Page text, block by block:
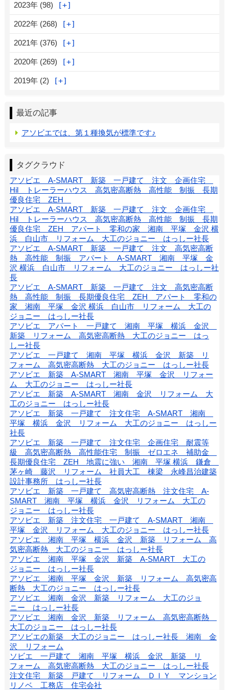
2023年 (98)
2022年 (268)
2021年 (376)
2020年 (269)
2019年 (2)
最近の記事
アソビエでは、第１種換気が標準です♪
タグクラウド
アソビエ A-SMART 新築 一戸建て 注文 企画住宅
Hil トレーラーハウス 高気密高断熱 高性能 制振 長期
優良住宅 ZEH
アソビエ A-SMART 新築 一戸建て 注文 企画住宅
Hil トレーラーハウス 高気密高断熱 高性能 制振 長期
優良住宅 ZEH アパート 零和の家 湘南 平塚 金沢 横
浜 白山市 リフォーム 大工のジョニー はっしー社長
アソビエ A-SMART 新築 一戸建て 注文 高気密高断
熱 高性能 制振 アパート A-SMART 湘南 平塚 金
沢 横浜 白山市 リフォーム 大工のジョニー はっしー社
長
アソビエ A-SMART 新築 一戸建て 注文 高気密高断
熱 高性能 制振 長期優良住宅 ZEH アパート 零和の
家 湘南 平塚 金沢 横浜 白山市 リフォーム 大工の
ジョニー はっしー社長
アソビエ アパート 一戸建て 湘南 平塚 横浜 金沢
新築 リフォーム 高気密高断熱 大工のジョニー はっ
しー社長
アソビエ 一戸建て 湘南 平塚 横浜 金沢 新築 リ
フォーム 高気密高断熱 大工のジョニー はっしー社長
アソビエ 新築 A-SMART 湘南 平塚 金沢 リフォー
ム 大工のジョニー はっしー社長
アソビエ 新築 A-SMART 湘南 金沢 リフォーム 大
工のジョニー はっしー社長
アソビエ 新築 一戸建て 注文住宅 A-SMART 湘南
平塚 横浜 金沢 リフォーム 大工のジョニー はっしー
社長
アソビエ 新築 一戸建て 注文住宅 企画住宅 耐震等
級 高気密高断熱 高性能住宅 制振 ゼロエネ 補助金
長期優良住宅 ZEH 地震に強い 湘南 平塚 横浜 鎌倉
茅ヶ崎 藤沢 リフォーム 社員大工 棟梁 永峰昌治建築
設計事務所 はっしー社長
アソビエ 新築 一戸建て 高気密高断熱 注文住宅 A-
SMART 湘南 平塚 横浜 金沢 リフォーム 大工の
ジョニー はっしー社長
アソビエ 新築 注文住宅 一戸建て A-SMART 湘南
平塚 金沢 リフォーム 大工のジョニー はっしー社長
アソビエ 湘南 平塚 横浜 金沢 新築 リフォーム 高
気密高断熱 大工のジョニー はっしー社長
アソビエ 湘南 平塚 金沢 新築 A-SMART 大工の
ジョニー はっしー社長
アソビエ 湘南 平塚 金沢 新築 リフォーム 高気密高
断熱 大工のジョニー はっしー社長
アソビエ 湘南 金沢 新築 リフォーム 大工のジョ
ニー はっしー社長
アソビエ 湘南 金沢 新築 リフォーム 高気密高断熱
大工のジョニー はっしー社長
アソビエの新築 大工のジョニー はっしー社長 湘南 金
沢 リフォーム
ソビエ 一戸建て 湘南 平塚 横浜 金沢 新築 リ
フォーム 高気密高断熱 大工のジョニー はっしー社長
注文住宅 新築 戸建て リフォーム ＤＩＹ マンション
リノベ 工務店 住宅会社